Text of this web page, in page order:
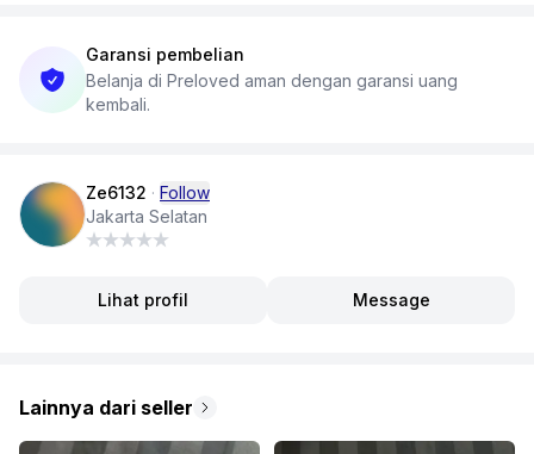
Lainnya dari seller
Garansi pembelian
Belanja di Preloved aman dengan garansi uang
kembali.
Ze6132 · Follow
Jakarta Selatan
Lihat profil Message